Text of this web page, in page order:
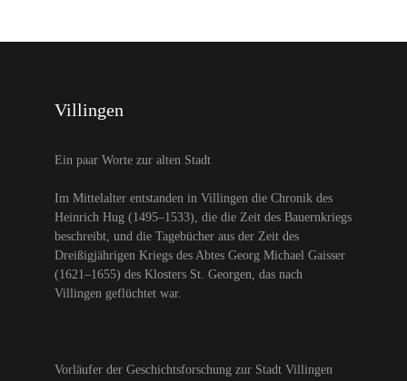
Villingen
Ein paar Worte zur alten Stadt
Im Mittelalter entstanden in Villingen die Chronik des
Heinrich Hug (1495–1533), die die Zeit des Bauernkriegs
beschreibt, und die Tagebücher aus der Zeit des
Dreißigjährigen Kriegs des Abtes Georg Michael Gaisser
(1621–1655) des Klosters St. Georgen, das nach
Villingen geflüchtet war.
Vorläufer der Geschichtsforschung zur Stadt Villingen